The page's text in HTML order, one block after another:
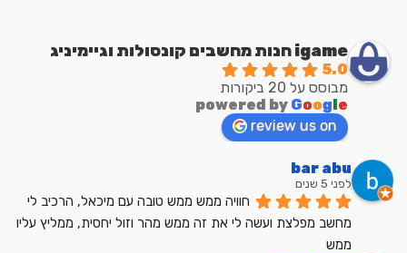
igame חנות מחשבים קונסולות וגיימיניג
5.0
מבוסס על 20 ביקורות
powered by Google
review us on
bar abu
לפני 5 שנים
ממש